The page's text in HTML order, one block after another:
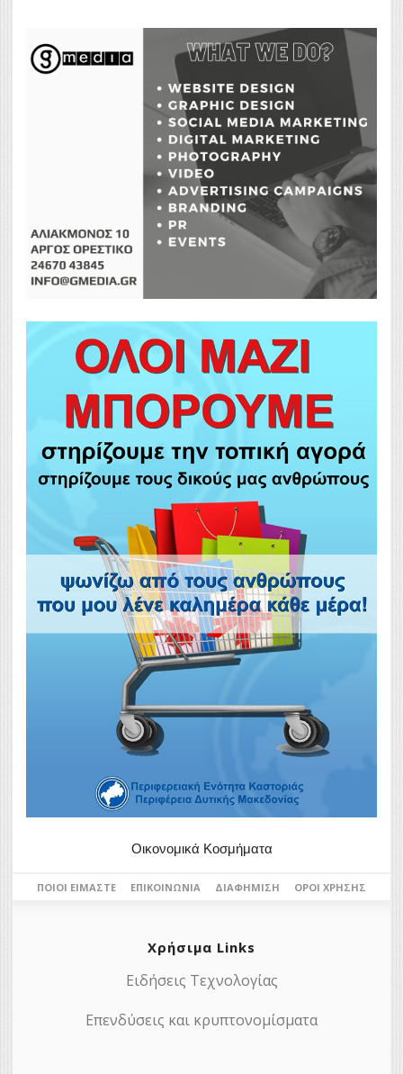
Οικονομικά Κοσμήματα
ΠΟΙΟΙ ΕΊΜΑΣΤΕ ΕΠΙΚΟΙΝΩΝΊΑ ΔΙΑΦΉΜΙΣΗ ΌΡΟΙ ΧΡΉΣΗΣ
Χρήσιμα Links
Ειδήσεις Τεχνολογίας
Επενδύσεις και κρυπτονομίσματα